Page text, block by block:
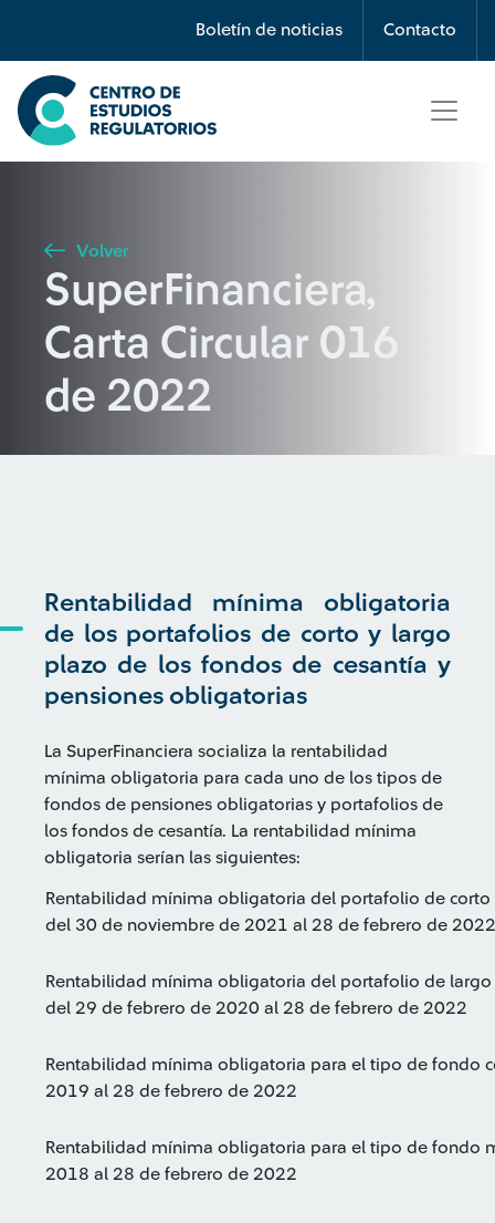
Boletín de noticias Contacto
Búsqueda
Seleccione país
Buscar
Volver
SuperFinanciera,
Carta Circular 016
de 2022
Rentabilidad mínima obligatoria
de los portafolios de corto y largo
plazo de los fondos de cesantía y
pensiones obligatorias
La SuperFinanciera socializa la rentabilidad
mínima obligatoria para cada uno de los tipos de
fondos de pensiones obligatorias y portafolios de
los fondos de cesantía. La rentabilidad mínima
obligatoria serían las siguientes:
Rentabilidad mínima obligatoria del portafolio de
del 30 de noviembre de 2021 al 28 de febrero de 2022
Rentabilidad mínima obligatoria del portafolio de
del 29 de febrero de 2020 al 28 de febrero de 2022
Rentabilidad mínima obligatoria para el tipo de fondo
2019 al 28 de febrero de 2022
Rentabilidad mínima obligatoria para el tipo de fondo
2018 al 28 de febrero de 2022